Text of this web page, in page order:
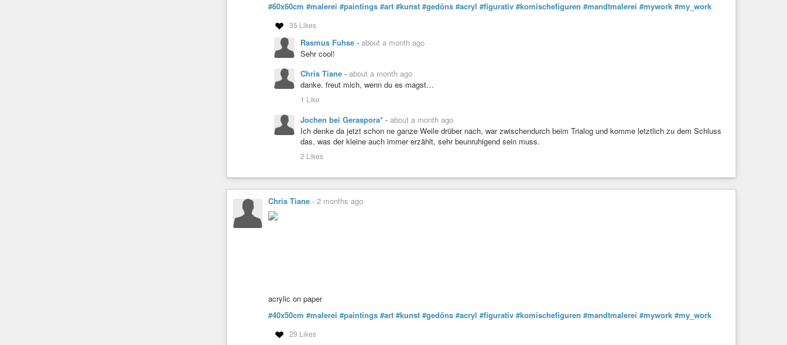
#60x60cm #malerei #paintings #art #kunst #gedöns #acryl #figurativ #komischefiguren #mandtmalerei #mywork #my_work
35 Likes
Rasmus Fuhse - about a month ago
Sehr cool!
Chris Tiane - about a month ago
danke. freut mich, wenn du es magst…
1 Like
Jochen bei Geraspora* - about a month ago
Ich denke da jetzt schon ne ganze Weile drüber nach, war zwischendurch beim Trialog und komme letztlich zu dem Schluss
das, was der kleine auch immer erzählt, sehr beunruhigend sein muss.
2 Likes
Chris Tiane - 2 months ago
acrylic on paper
#40x50cm #malerei #paintings #art #kunst #gedöns #acryl #figurativ #komischefiguren #mandtmalerei #mywork #my_work
29 Likes